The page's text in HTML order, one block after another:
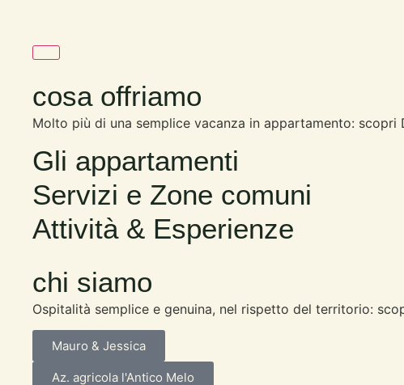
cosa offriamo
Molto più di una semplice vacanza in appartamento: scopri
Gli appartamenti
Servizi e Zone comuni
Attività & Esperienze
chi siamo
Ospitalità semplice e genuina, nel rispetto del territorio:
Mauro & Jessica
Az. agricola l'Antico Melo